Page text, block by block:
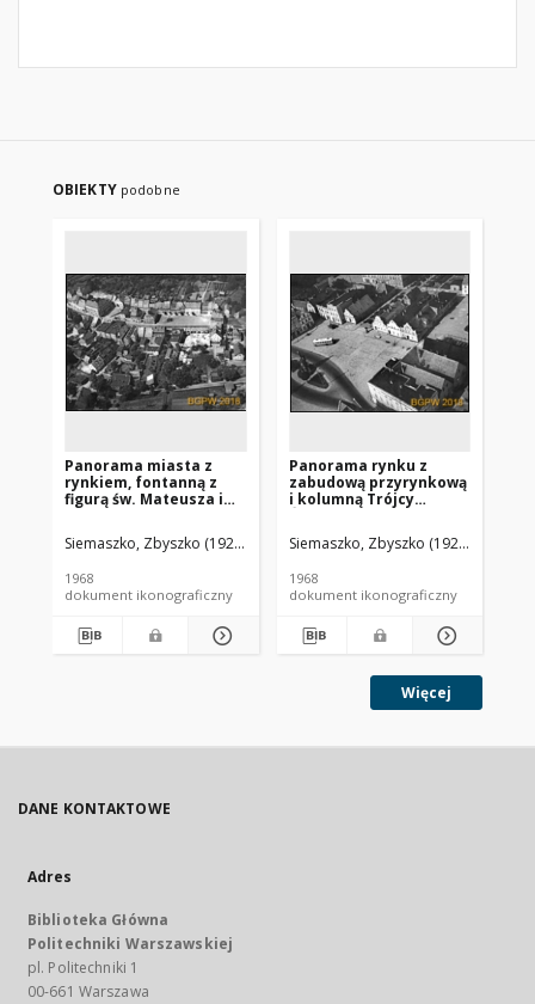
OBIEKTY podobne
Panorama miasta z
rynkiem, fontanną z
figurą św. Mateusza i
widok lotniczy od
strony wschodniej,
Siemaszko, Zbyszko (1925-2015).
1968
dokument ikonograficzny
Panorama rynku z
zabudową przyrynkową
i kolumną Trójcy
od strony południowej,
Rydzyna
Siemaszko, Zbyszko (1925-2015).
1968
dokument ikonograficzny
Więcej
DANE KONTAKTOWE
Adres
Biblioteka Główna
Politechniki Warszawskiej
pl. Politechniki 1
00-661 Warszawa